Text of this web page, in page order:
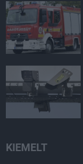
KIEMELT